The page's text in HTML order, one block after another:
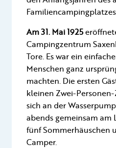
Am 31. Mai 1925
Campingzentrum
Tore. Es war ein
Menschen ganz
machten. Die ersten
kleinen Zwei-
sich an der
abends gemeinsam am
fünf Sommerhäuschen
Camper.